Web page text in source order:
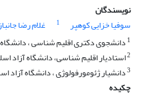
نویسندگان
سوفیا خزایی کوهپر
1 غلام رضا
1دانشجوی دکتری اقلیم شناسی ، دانشگاه
2استادیار اقلیم شناسی، دانشگاه آزاد
3دانشیار ژئومورفولوژی ، دانشگاه آزاد
چکیده